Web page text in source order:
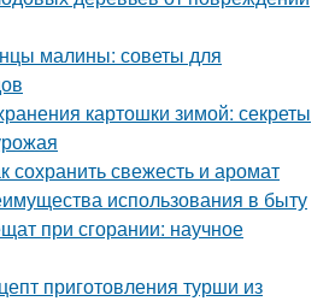
малины: советы для
картошки зимой: секреты
сохранить свежесть и аромат
использования в быту
при сгорании: научное
приготовления турши из